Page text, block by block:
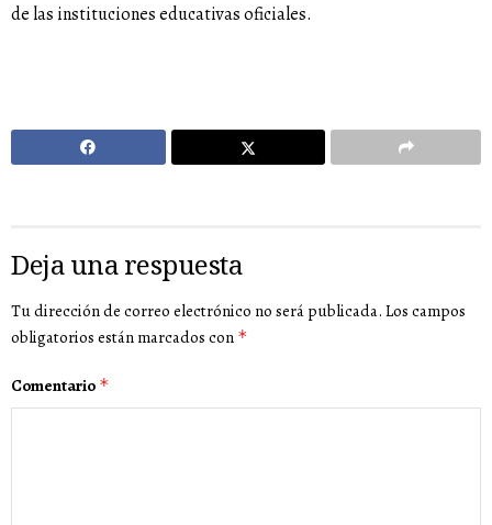
de las instituciones educativas oficiales.
Deja una respuesta
Tu dirección de correo electrónico no será publicada. Los campos
obligatorios están marcados con *
Comentario *